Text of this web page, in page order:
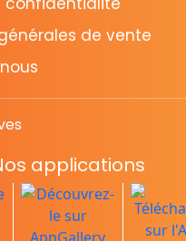
de vente
applications